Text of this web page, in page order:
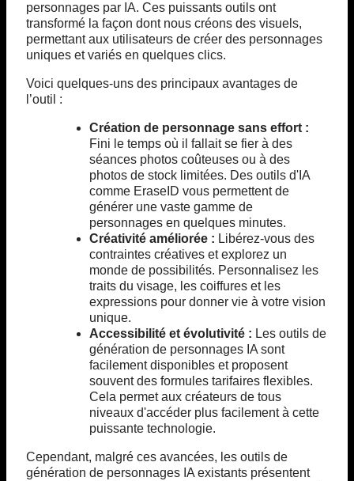
personnages par IA. Ces puissants outils ont
transformé la façon dont nous créons des visuels,
permettant aux utilisateurs de créer des personnages
uniques et variés en quelques clics.
Voici quelques-uns des principaux avantages de
l’outil :
Création de personnage sans effort :
Fini le temps où il fallait se fier à des
séances photos coûteuses ou à des
photos de stock limitées. Des outils d'IA
comme EraseID vous permettent de
générer une vaste gamme de
personnages en quelques minutes.
Créativité améliorée : Libérez-vous des
contraintes créatives et explorez un
monde de possibilités. Personnalisez les
traits du visage, les coiffures et les
expressions pour donner vie à votre vision
unique.
Accessibilité et évolutivité : Les outils de
génération de personnages IA sont
facilement disponibles et proposent
souvent des formules tarifaires flexibles.
Cela permet aux créateurs de tous
niveaux d'accéder plus facilement à cette
puissante technologie.
Cependant, malgré ces avancées, les outils de
génération de personnages IA existants présentent